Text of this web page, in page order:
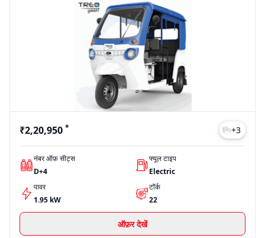
₹2,20,950 * +3
नंबर ऑफ़ सीट्स
D+4
फ्यूल टाइप
Electric
पावर
1.95 kW
टॉर्क
22
ऑफ़र देखें